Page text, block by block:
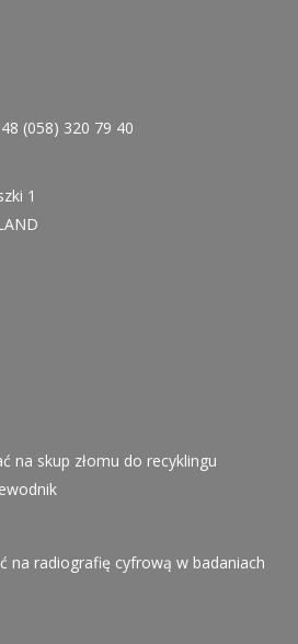
(058) 320 79 40
1
na skup złomu do recyklingu
na radiografię cyfrową w badaniach